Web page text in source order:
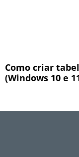
Como criar
(Windows 10 e